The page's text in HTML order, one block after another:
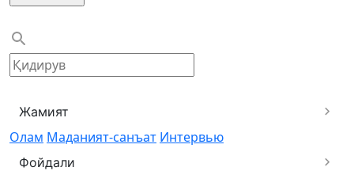
Жамият
Олам Маданият-санъат Интервью
Фойдали